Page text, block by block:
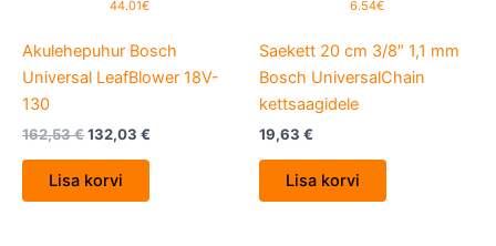
44.01€
Akulehepuhur Bosch
Universal LeafBlower 18V-
130
162,53€132,03 €
Lisa korvi
6.54€
Saekett 20 cm 3/8″ 1,1 mm
Bosch UniversalChain
kettsaagidele
19,63 €
Lisa korvi